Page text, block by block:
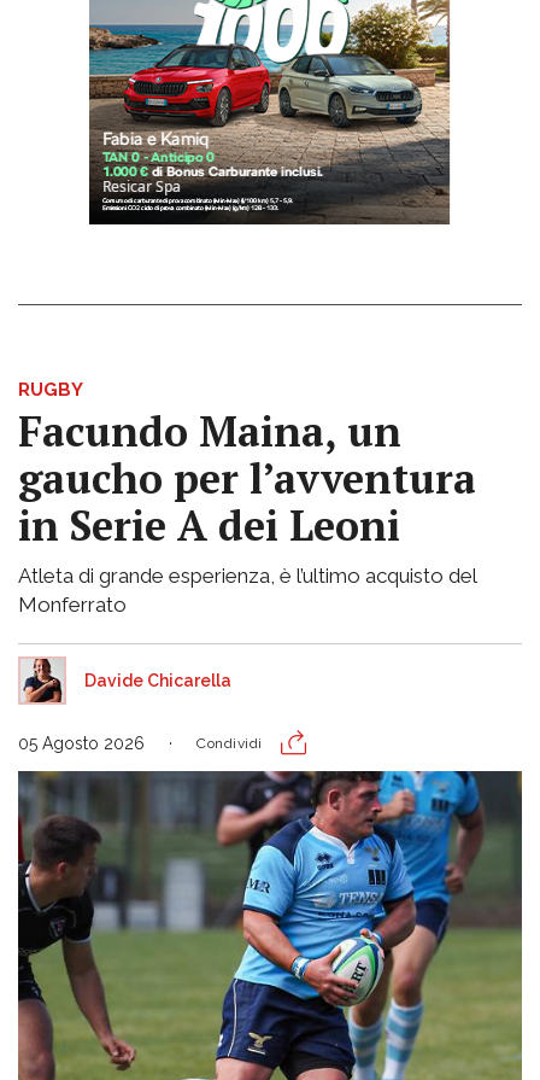
RUGBY
Facundo Maina, un
gaucho per l’avventura
in Serie A dei Leoni
Atleta di grande esperienza, è l’ultimo acquisto del
Monferrato
Davide Chicarella
05 Agosto 2026 Condividi